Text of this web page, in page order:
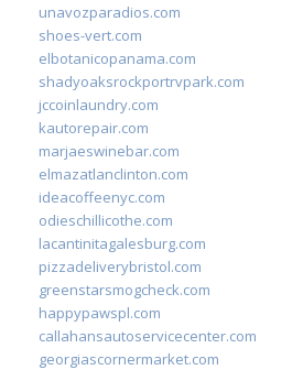
unavozparadios.com
shoes-vert.com
elbotanicopanama.com
shadyoaksrockportrvpark.com
jccoinlaundry.com
kautorepair.com
marjaeswinebar.com
elmazatlanclinton.com
ideacoffeenyc.com
odieschillicothe.com
lacantinitagalesburg.com
pizzadeliverybristol.com
greenstarsmogcheck.com
happypawspl.com
callahansautoservicecenter.com
georgiascornermarket.com